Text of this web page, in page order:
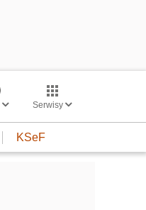
Serwisy
KSeF